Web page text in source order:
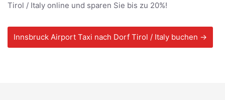
Tirol / Italy online und sparen Sie bis zu 20%!
Innsbruck Airport Taxi nach Dorf Tirol / Italy buchen →